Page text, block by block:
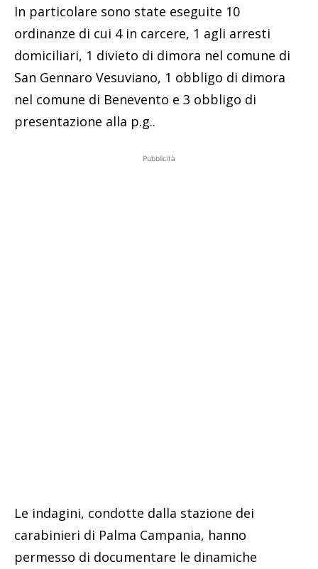
In particolare sono state eseguite 10
ordinanze di cui 4 in carcere, 1 agli arresti
domiciliari, 1 divieto di dimora nel comune di
San Gennaro Vesuviano, 1 obbligo di dimora
nel comune di Benevento e 3 obbligo di
presentazione alla p.g..
Pubblicità
Le indagini, condotte dalla stazione dei
carabinieri di Palma Campania, hanno
permesso di documentare le dinamiche